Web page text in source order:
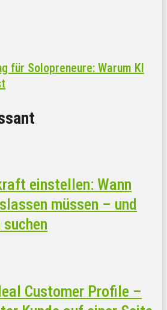
für Solopreneure: Warum KI
einstellen: Wann
müssen – und
Customer Profile –